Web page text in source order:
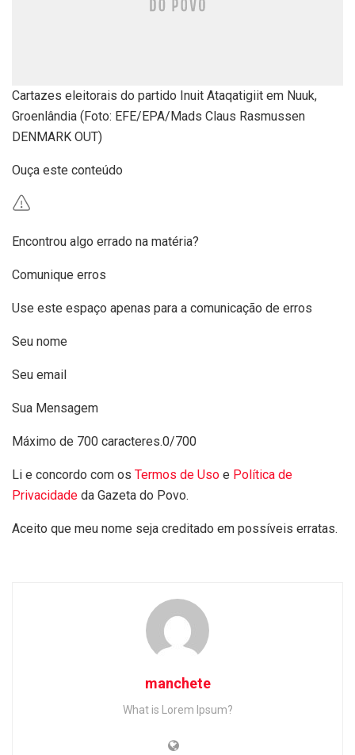
Cartazes eleitorais do partido Inuit Ataqatigiit em Nuuk,
Groenlândia (Foto: EFE/EPA/Mads Claus Rasmussen
DENMARK OUT)
Ouça este conteúdo
Encontrou algo errado na matéria?
Comunique erros
Use este espaço apenas para a comunicação de erros
Seu nome
Seu email
Sua Mensagem
Máximo de 700 caracteres.0/700
Li e concordo com os Termos de Uso e Política de
Privacidade da Gazeta do Povo.
Aceito que meu nome seja creditado em possíveis erratas.
manchete
What is Lorem Ipsum?